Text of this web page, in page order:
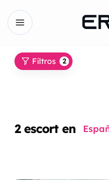
Filtros 2
2 escort en